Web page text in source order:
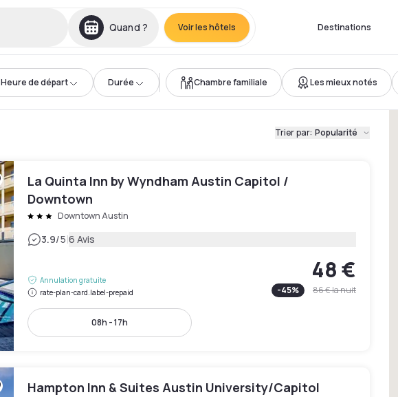
Quand ? Voir les hôtels Destinations
Heure de départ Durée Chambre familiale Les mieux notés
Trier par: Popularité
La Quinta Inn by Wyndham Austin Capitol /
Downtown
Downtown Austin
3.9/5|6 Avis
Annulation gratuite
rate-plan-card.label-prepaid
48 €
-45% 86 €la nuit
08h - 17h
Hampton Inn & Suites Austin University/Capitol